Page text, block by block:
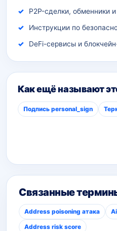
P2P-сделки, обменники
Инструкции по
DeFi-сервисы и
Как ещё называют
Подпись personal_sign
Связанные
Address poisoning атака
Address risk score